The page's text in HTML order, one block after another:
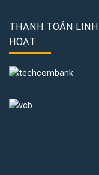
THANH TOÁN LINH
HOẠT